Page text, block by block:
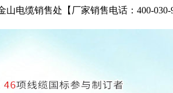
电缆销售处【厂家销售电话：400-